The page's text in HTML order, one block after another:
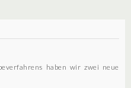
haben wir zwei neue